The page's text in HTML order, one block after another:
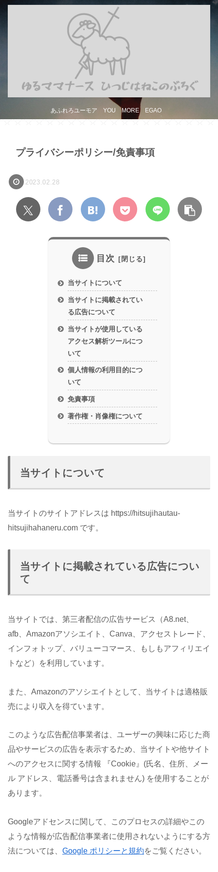
あふれろユーモア YOU MORE EGAO
プライバシーポリシー/免責事項
2023.02.28
目次
当サイトについて
当サイトに掲載されてい
る広告について
当サイトが使用している
アクセス解析ツールにつ
いて
個人情報の利用目的につ
いて
免責事項
著作権・肖像権について
当サイトについて
当サイトのサイトアドレスは https://hitsujihautau-
hitsujihahaneru.com です。
当サイトに掲載されている広告につい
て
当サイトでは、第三者配信の広告サービス（A8.net、
afb、Amazonアソシエイト、Canva、アクセストレード、
インフォトップ、バリューコマース、もしもアフィリエイ
トなど）を利用しています。
また、Amazonのアソシエイトとして、当サイトは適格販
売により収入を得ています。
このような広告配信事業者は、ユーザーの興味に応じた商
品やサービスの広告を表示するため、当サイトや他サイト
へのアクセスに関する情報 『Cookie』(氏名、住所、メー
ル アドレス、電話番号は含まれません) を使用することが
あります。
Googleアドセンスに関して、このプロセスの詳細やこの
ような情報が広告配信事業者に使用されないようにする方
法については、 Google ポリシーと規約をご覧ください。